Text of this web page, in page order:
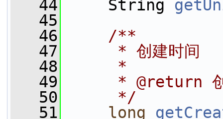
   44
String
   45
   46
    /**
   47
     * 创建时间
   48
     *
   49
* @return
   50
     */
   51
long